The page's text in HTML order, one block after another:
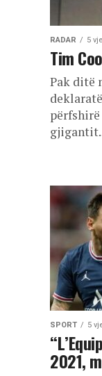
RADAR 5
Tim
Pak ditë
SPORT 5
2021,